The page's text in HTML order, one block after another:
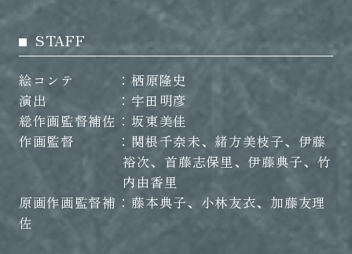
STAFF
絵コンテ
栖原隆史
演出
宇田明彦
総作画監督補佐
坂東美佳
作画監督
関根千奈未、緒方美枝子、伊藤
裕次、首藤志保里、伊藤典子、竹
内由香里
原画作画監督補
佐
藤本典子、小林友衣、加藤友理